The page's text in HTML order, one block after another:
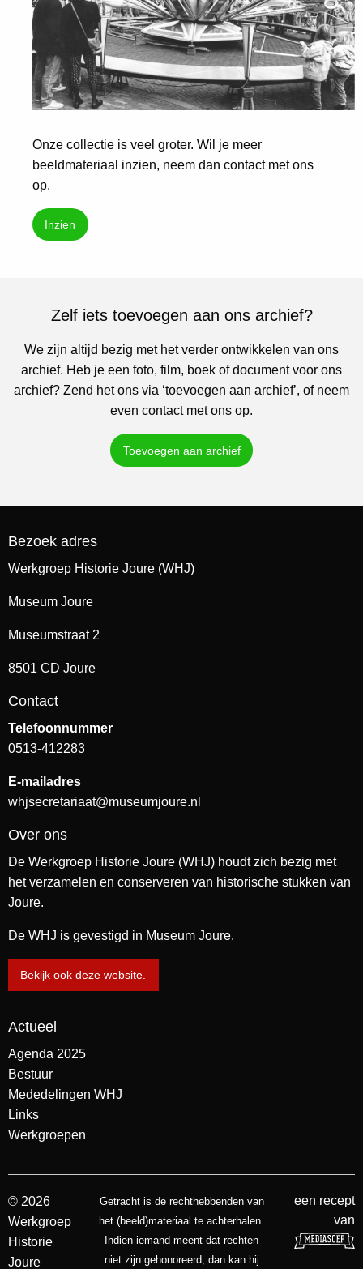
Onze collectie is veel groter. Wil je meer
beeldmateriaal inzien, neem dan contact met ons
op.
Inzien
Zelf iets toevoegen aan ons archief?
We zijn altijd bezig met het verder ontwikkelen van ons
archief. Heb je een foto, film, boek of document voor ons
archief? Zend het ons via ‘toevoegen aan archief’, of neem
even contact met ons op.
Toevoegen aan archief
Bezoek adres
Werkgroep Historie Joure (WHJ)
Museum Joure
Museumstraat 2
8501 CD Joure
Contact
Telefoonnummer
0513-412283
E-mailadres
whjsecretariaat@museumjoure.nl
Over ons
De Werkgroep Historie Joure (WHJ) houdt zich bezig met
het verzamelen en conserveren van historische stukken van
Joure.
De WHJ is gevestigd in Museum Joure.
Bekijk ook deze website.
Actueel
Agenda 2025
Bestuur
Mededelingen WHJ
Links
Werkgroepen
© 2026
Werkgroep
Historie
Joure
Getracht is de rechthebbenden van
het (beeld)materiaal te achterhalen.
Indien iemand meent dat rechten
niet zijn gehonoreerd, dan kan hij
een recept
van